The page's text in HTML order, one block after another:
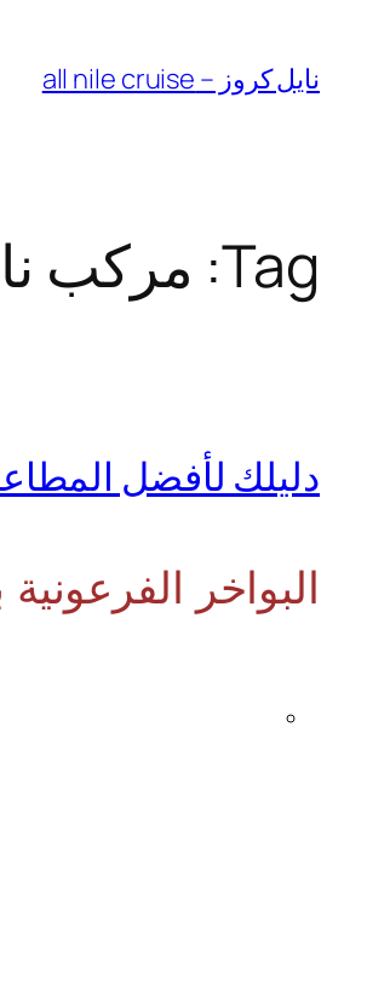
content
نايل كروز – all nile cruise
Tag: مركب
دليلك لأفضل
البواخر الفرعونية